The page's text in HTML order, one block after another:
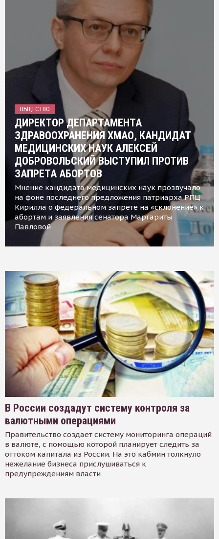
ОБЩЕСТВО
ДИРЕКТОР ДЕПАРТАМЕНТА
ЗДРАВООХРАНЕНИЯ ХМАО, КАНДИДАТ
МЕДИЦИНСКИХ НАУК АЛЕКСЕЙ
ДОБРОВОЛЬСКИЙ ВЫСТУПИЛ ПРОТИВ
ЗАПРЕТА АБОРТОВ
Мнение кандидата медицинских наук прозвучало
на фоне последнего предложения патриарха РПЦ
Кирилла о федеральном запрете на «склонение» к
абортам и заявления сенатора Маргариты
Павловой
В России создадут систему контроля за
валютными операциями
Правительство создает систему мониторинга операций
в валюте, с помощью которой планирует следить за
оттоком капитала из России. На это кабмин толкнуло
нежелание бизнеса прислушиваться к
предупреждениям власти